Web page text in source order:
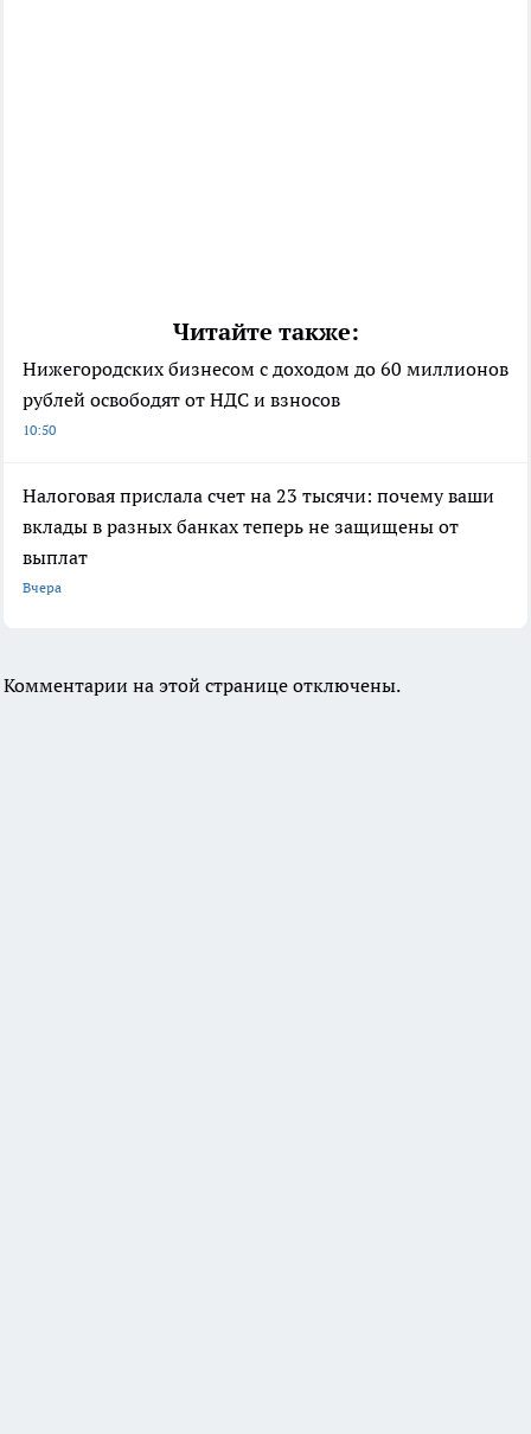
Читайте также:
Нижегородских бизнесом с доходом до 60 миллионов
рублей освободят от НДС и взносов
10:50
Налоговая прислала счет на 23 тысячи: почему ваши
вклады в разных банках теперь не защищены от
выплат
Вчера
Комментарии на этой странице отключены.